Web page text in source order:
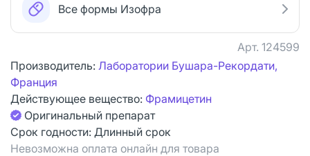
Все формы Изофра
Арт. 124599
Производитель: Лаборатории Бушара-Рекордати,
Франция
Действующее вещество: Фрамицетин
Оригинальный препарат
Срок годности: Длинный срок
Невозможна оплата онлайн для товара